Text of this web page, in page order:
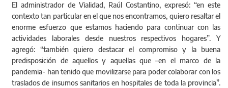
El administrador de Vialidad, Raúl Costantino, expresó: “en este
contexto tan particular en el que nos encontramos, quiero resaltar el
enorme esfuerzo que estamos haciendo para continuar con las
actividades laborales desde nuestros respectivos hogares”. Y
agregó: “también quiero destacar el compromiso y la buena
predisposición de aquellos y aquellas que –en el marco de la
pandemia- han tenido que movilizarse para poder colaborar con los
traslados de insumos sanitarios en hospitales de toda la provincia”.